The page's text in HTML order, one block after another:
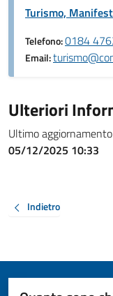
Turismo,
Telefono:0184
Email:
Ulteriori
Ultimo aggiornamento
05/12/2025 10:33
Indietro